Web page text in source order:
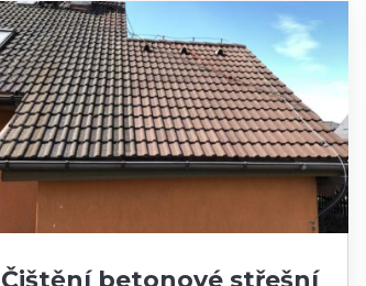
Čištění betonové střešní